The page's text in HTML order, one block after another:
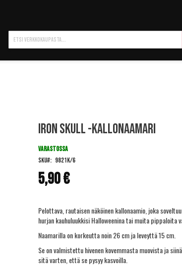
Hae
Iron Skull -kallonaamari
5,90 €
VARASTOSSA
SKU
9821K/6
Pelottava, rautaisen näköinen kallonaamio, joka
hurjan kauhuluukkisi Halloweenina tai muita pippaloita
Naamarilla on korkeutta noin 26 cm ja leveyttä 15 cm.
Se on valmistettu hivenen kovemmasta muovista ja
sitä varten, että se pysyy kasvoilla.